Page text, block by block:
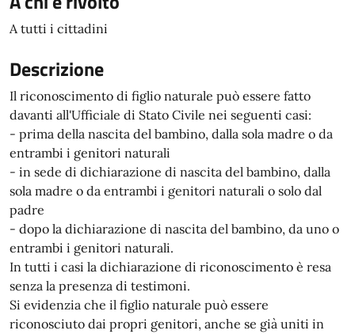
A tutti i cittadini
Descrizione
Il riconoscimento di figlio naturale può essere fatto
davanti all'Ufficiale di Stato Civile nei seguenti casi:
- prima della nascita del bambino, dalla sola madre o da
entrambi i genitori naturali
- in sede di dichiarazione di nascita del bambino, dalla
sola madre o da entrambi i genitori naturali o solo dal
padre
- dopo la dichiarazione di nascita del bambino, da uno o
entrambi i genitori naturali.
In tutti i casi la dichiarazione di riconoscimento è resa
senza la presenza di testimoni.
Si evidenzia che il figlio naturale può essere
riconosciuto dai propri genitori, anche se già uniti in